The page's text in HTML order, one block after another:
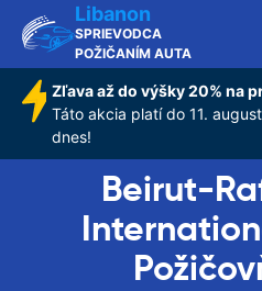
Libanon
SPRIEVODCA
POŽIČANÍM AUTA
Zľava až do výšky 20% na
Táto akcia platí do 11.
dnes!
Beirut-